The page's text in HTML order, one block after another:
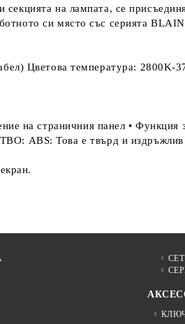
секцията на лампата, се
си място със серията
Цветова температура: 2800K-
на страничния панел • Функция
ABS: Това е твърд и издръжлив